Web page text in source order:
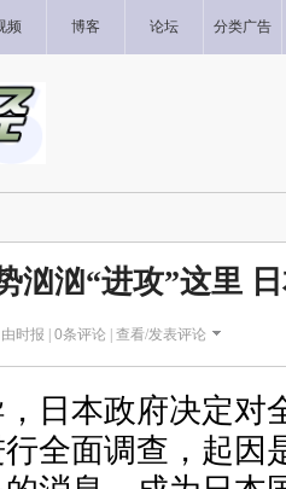
频 博客 论坛 分类广告
汹汹“进攻”这里
时报 | 0条评论 | 查看/发表评论
日本政府决定对
全面调查，起因